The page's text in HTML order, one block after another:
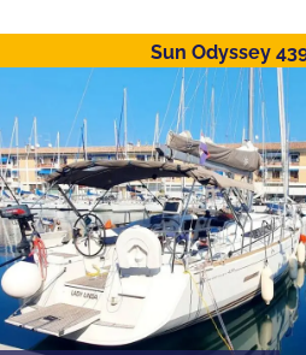
Sun Odyssey